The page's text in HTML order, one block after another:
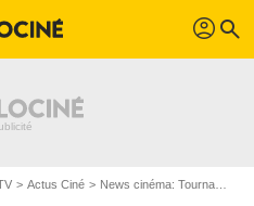
profil search
Actus Ciné News cinéma: Tournages